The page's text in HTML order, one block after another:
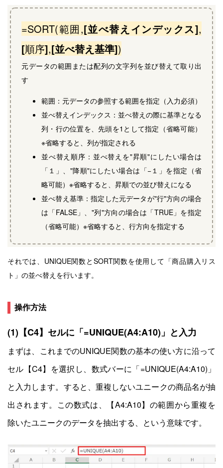
=SORT(範囲,[並べ替えインデックス],
[順序],[並べ替え基準])
元データの範囲または配列の文字列を並び替えて取り出
す
範囲：元データの参照する範囲を指定（入力必須）
並べ替えインデックス：並べ替えの際に基準となる
列・行の位置を、先頭を1として指定（省略可能）
※省略すると、列が指定される
並べ替え順序：並べ替えを"昇順"にしたい場合は
「１」、"降順"にしたい場合は「−１」を指定（省
略可能）※省略すると、昇順での並び替えになる
並べ替え基準：指定した元データが"行"方向の場合
は「FALSE」、"列"方向の場合は「TRUE」を指定
（省略可能）※省略すると、行方向を指定する
それでは、UNIQUE関数とSORT関数を使用して「商品購入リス
ト」の並べ替えを行います。
操作方法
(1) 【C4】セルに「=UNIQUE(A4:A10)」と入力
まずは、これまでのUNIQUE関数の基本の使い方に沿って
セル【C4】を選択し、数式バーに 「=UNIQUE(A4:A10)」
と入力します。すると、重複しないユニークの商品名が抽
出されます。この数式は、【A4:A10】 の範囲から重複を
除いたユニークのデータを抽出する、という意味です。